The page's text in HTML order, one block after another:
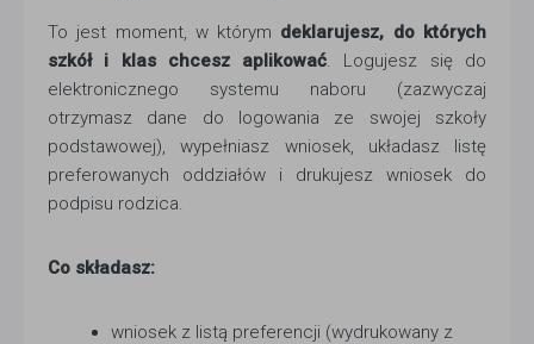
To jest moment, w którym deklarujesz, do których
szkół i klas chcesz aplikować. Logujesz się do
elektronicznego systemu naboru (zazwyczaj
otrzymasz dane do logowania ze swojej szkoły
podstawowej), wypełniasz wniosek, układasz listę
preferowanych oddziałów i drukujesz wniosek do
podpisu rodzica.
Co składasz:
wniosek z listą preferencji (wydrukowany z